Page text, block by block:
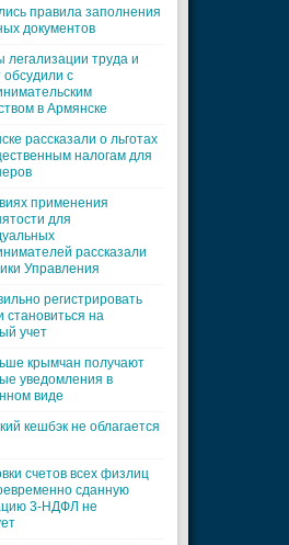
правила заполнения
документов
легализации труда и
обсудили с
в Армянске
рассказали о льготах
налогам для
применения
для
рассказали
Управления
регистрировать
становиться на
учет
крымчан получают
уведомления в
виде
кешбэк не облагается
счетов всех физлиц
сданную
3-НДФЛ не